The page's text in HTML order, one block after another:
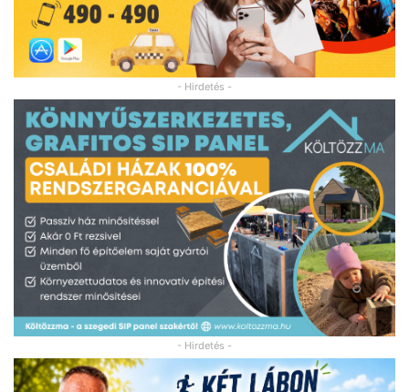
- Hirdetés -
- Hirdetés -